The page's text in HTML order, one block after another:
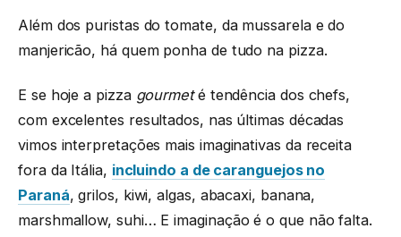
Além dos puristas do tomate, da mussarela e do
manjericão, há quem ponha de tudo na pizza.
E se hoje a pizza gourmeté tendência dos chefs,
com excelentes resultados, nas últimas décadas
vimos interpretações mais imaginativas da receita
fora da Itália, incluindo a de caranguejos no
Paraná, grilos, kiwi, algas, abacaxi, banana,
marshmallow, suhi… E imaginação é o que não falta.